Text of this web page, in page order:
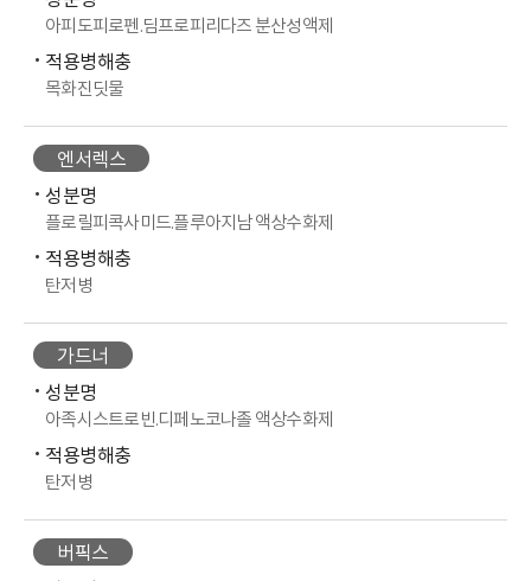
아피도피로펜.딤프로피리다즈 분산성액제
적용병해충
목화진딧물
엔서렉스
성분명
플로릴피콕사미드.플루아지남 액상수화제
적용병해충
탄저병
가드너
성분명
아족시스트로빈.디페노코나졸 액상수화제
적용병해충
탄저병
버픽스